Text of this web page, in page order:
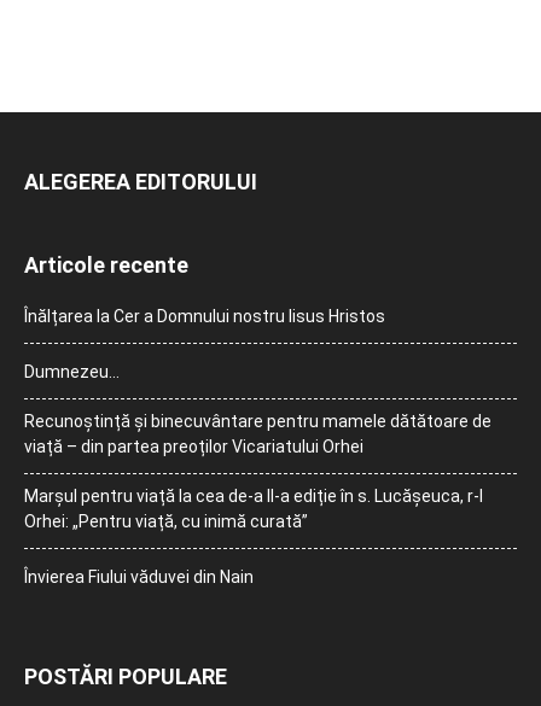
ALEGEREA EDITORULUI
Articole recente
Înălțarea la Cer a Domnului nostru Iisus Hristos
Dumnezeu…
Recunoștință și binecuvântare pentru mamele dătătoare de
viață – din partea preoților Vicariatului Orhei
Marșul pentru viață la cea de-a II-a ediție în s. Lucășeuca, r-l
Orhei: „Pentru viață, cu inimă curată”
Învierea Fiului văduvei din Nain
POSTĂRI POPULARE